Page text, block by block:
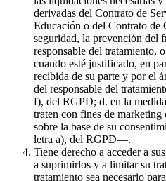
derivadas del Contrato de
Educación o del Contrato de
seguridad, la prevención del
responsable del tratamiento,
cuando esté justificado, en
recibida de su parte y por el
del responsable del
f), del RGPD; d. en la
traten con fines de marketing
sobre la base de su
letra a), del RGPD—.
Tiene derecho a acceder a
a suprimirlos y a limitar su
tratamiento sea necesario